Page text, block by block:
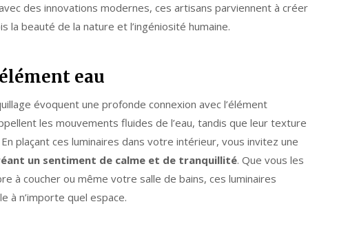
des innovations modernes, ces artisans parviennent à créer
la beauté de la nature et l’ingéniosité humaine.
eau
évoquent une profonde connexion avec l’élément
les mouvements fluides de l’eau, tandis que leur texture
plaçant ces luminaires dans votre intérieur, vous invitez une
un sentiment de calme et de tranquillité. Que vous les
à coucher ou même votre salle de bains, ces luminaires
à n’importe quel espace.